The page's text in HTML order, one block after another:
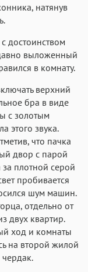
натянув
достоинством
выложенный
в комнату.
верхний
бра в виде
с золотым
этого звука.
что пачка
двор с парой
плотной серой
пробивается
шум машин.
отдельно от
двух квартир.
ход и комнаты
на второй жилой